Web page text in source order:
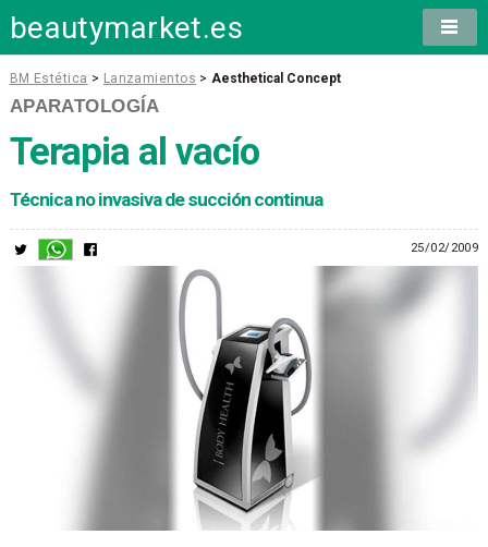
beautymarket.es
BM Estética > Lanzamientos >Aesthetical Concept
APARATOLOGÍA
Terapia al vacío
Técnica no invasiva de succión continua
25/02/2009